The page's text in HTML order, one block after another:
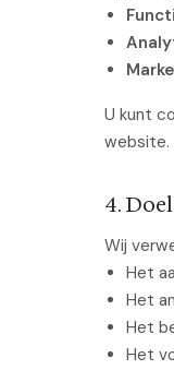
U kunt
website.
4.
Wij
Het
Het
Het
Het